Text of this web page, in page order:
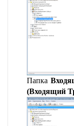
Папка
(Входящий